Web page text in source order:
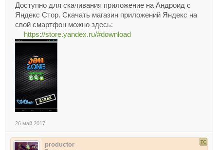
Доступно для скачивания приложение на Андроид с
Яндекс Стор. Скачать магазин приложений Яндекс на
свой смартфон можно здесь:
https://store.yandex.ru/#download
26 май 2017
productor